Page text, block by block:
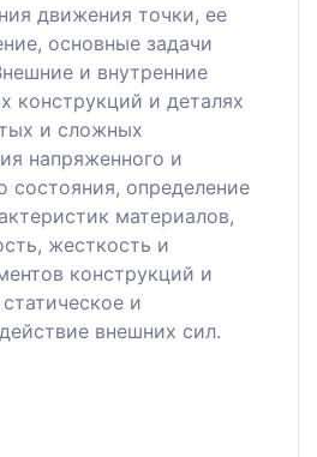
движения точки, ее
основные задачи
и внутренние
конструкций и деталях
и сложных
напряженного и
состояния, определение
материалов,
жесткость и
конструкций и
и
внешних сил.